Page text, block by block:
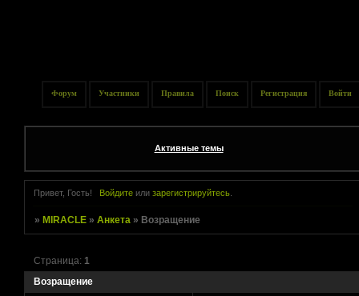
Форум Участники Правила Поиск Регистрация Войти
Активные темы
Привет, Гость! Войдитеили зарегистрируйтесь.
»MIRACLE »Анкета » Возращение
Возращение
Страница: 1